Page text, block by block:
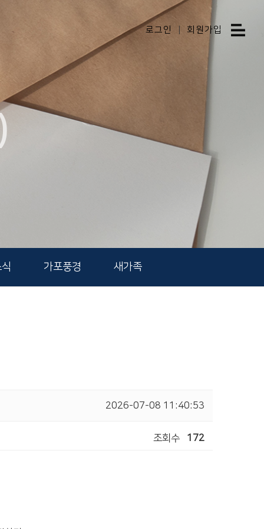
로그인 회원가입
가포풍경 새가족
2026-07-08 11:40:53
조회수 172